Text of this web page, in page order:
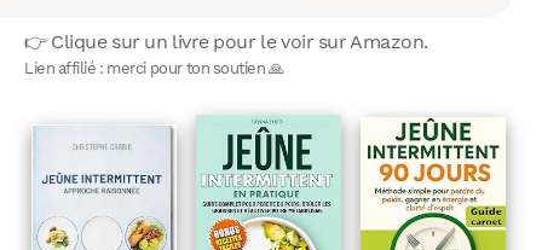
👉 Clique sur un livre pour le voir sur Amazon.
Lien affilié : merci pour ton soutien 🙏